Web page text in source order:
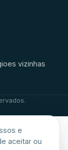
vizinhas
e
aceitar ou